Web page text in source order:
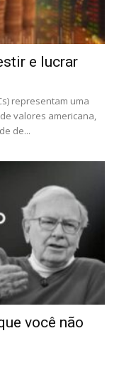
e lucrar
representam uma
valores americana,
de...
você não